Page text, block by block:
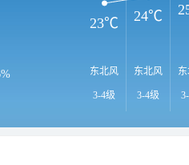
东北风
3-4级
东北风
3-4级
23℃ 24℃